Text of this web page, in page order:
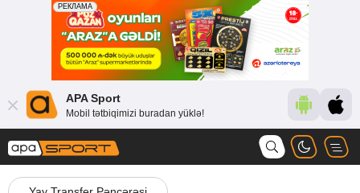
APA Sport
Mobil tətbiqimizi buradan yüklə!